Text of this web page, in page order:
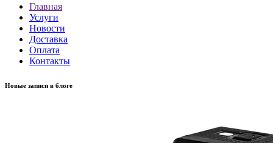
Главная
Услуги
Новости
Доставка
Оплата
Контакты
Новые записи в блоге